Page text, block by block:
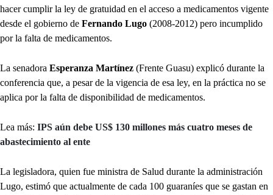
hacer cumplir la ley de gratuidad en el acceso a medicamentos vigente
desde el gobierno de Fernando Lugo (2008-2012) pero incumplido
por la falta de medicamentos.
La senadora Esperanza Martínez (Frente Guasu) explicó durante la
conferencia que, a pesar de la vigencia de esa ley, en la práctica no se
aplica por la falta de disponibilidad de medicamentos.
Lea más: IPS aún debe US$ 130 millones más cuatro meses de
abastecimiento al ente
La legisladora, quien fue ministra de Salud durante la administración
Lugo, estimó que actualmente de cada 100 guaraníes que se gastan en